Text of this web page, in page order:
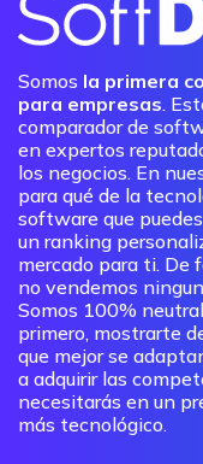
Somos la primera
para empresas.
comparador de
en expertos
los negocios. En
para qué de la
software que
un ranking
mercado para ti. De
no vendemos
Somos 100%
primero, mostrarte
que mejor se
a adquirir las
necesitarás en un
más tecnológico.